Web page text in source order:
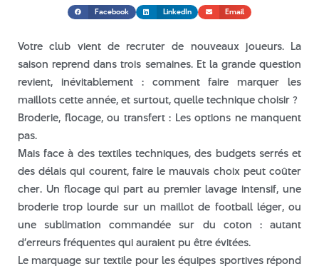
technique choisir ?
événementiel : 5 idées
d’uniformes qui marquent
les esprits
Vêtements personnalisés à
Orléans : Le bon choix selon
votre métier
août 2026
juillet 2026
Facebook LinkedIn Email
Votre club vient de recruter de nouveaux joueurs. La
saison reprend dans trois semaines. Et la grande question
revient, inévitablement : comment faire marquer les
maillots cette année, et surtout, quelle technique choisir ?
Broderie, flocage, ou transfert : Les options ne manquent
pas.
Mais face à des textiles techniques, des budgets serrés et
des délais qui courent, faire le mauvais choix peut coûter
cher. Un flocage qui part au premier lavage intensif, une
broderie trop lourde sur un maillot de football léger, ou
une sublimation commandée sur du coton : autant
d’erreurs fréquentes qui auraient pu être évitées.
Le marquage sur textile pour les équipes sportives répond